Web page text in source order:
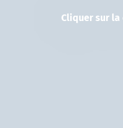
Cliquer sur